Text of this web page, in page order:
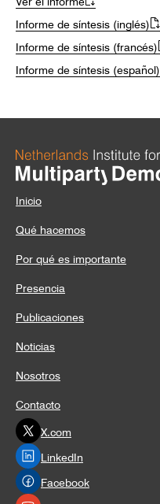
Informe de síntesis (inglés)
Informe de síntesis (francés)
Informe de síntesis (español)
Inicio
Qué hacemos
Por qué es importante
Presencia
Publicaciones
Noticias
Nosotros
Contacto
X.com
LinkedIn
Facebook